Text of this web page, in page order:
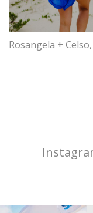
Rosangela +